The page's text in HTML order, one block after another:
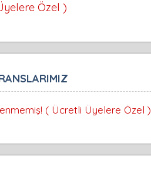
Özel )
( Ücretli Üyelere Özel )